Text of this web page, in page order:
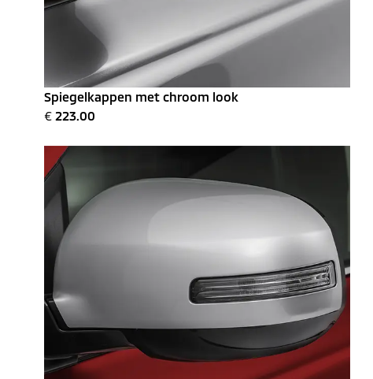
Spiegelkappen met chroom look
€ 223.00